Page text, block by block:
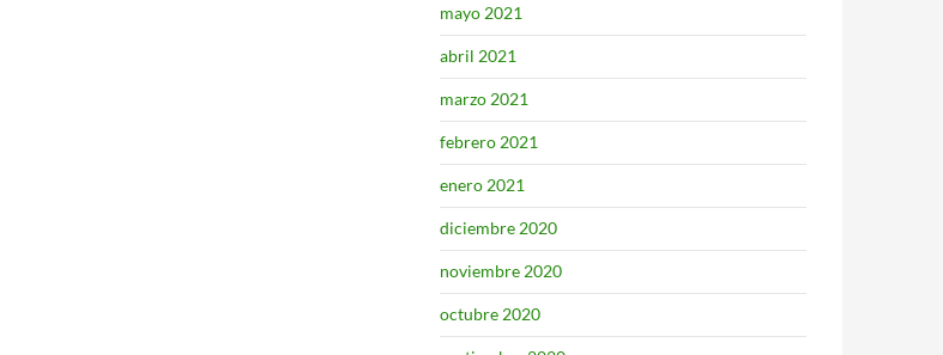
mayo 2021
abril 2021
marzo 2021
febrero 2021
enero 2021
diciembre 2020
noviembre 2020
octubre 2020